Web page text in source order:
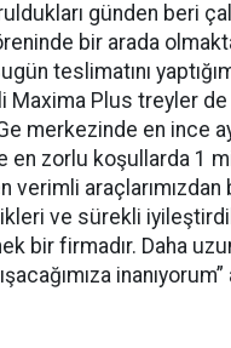
günden beri
bir arada
teslimatını
Maxima Plus treyler de
merkezinde en ince
en zorlu koşullarda 1
verimli araçlarımızdan
ve sürekli
bir firmadır. Daha